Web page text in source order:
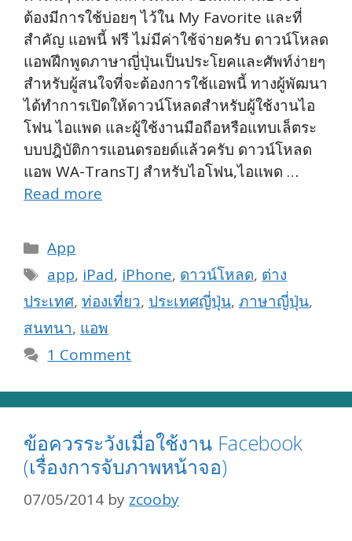
ต้องมีการใช้บ่อยๆ ไว้ใน My Favorite และที่
สำคัญ แอพนี้ ฟรี ไม่มีค่าใช้จ่ายครับ ดาวน์โหลด
แอพฝึกพูดภาษาญี่ปุ่นเป็นประโยคและศัพท์ง่ายๆ
สำหรับผู้สนใจที่จะต้องการใช้แอพนี้ ทางผู้พัฒนา
ได้ทำการเปิดให้ดาวน์โหลดสำหรับผู้ใช้งานไอ
โฟน ไอแพด และผู้ใช้งานมือถือหรือแทบเล็ตระ
บบปฎิบัติการแอนดรอยด์แล้วครับ ดาวน์โหลด
แอพ WA-TransTJ สำหรับไอโฟน,ไอแพด …
Read more
Categories
App
Tags
app, iPad, iPhone, ดาวน์โหลด, ต่าง
ประเทศ, ท่องเที่ยว, ประเทศญี่ปุ่น, ภาษาญี่ปุ่น,
สนทนา, แอพ
1 Comment
ข้อควรระวังเมื่อใช้งาน Facebook
(เรื่องการจับภาพหน้าจอ)
07/05/2014 by zcooby